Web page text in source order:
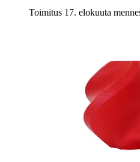
Toimitus 17. elokuuta